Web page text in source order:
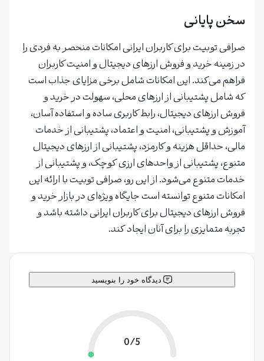
سخن پایانی
صرافی توبیت برای کاربران ایرانی امکانات منحصر به فردی را
در زمینه خرید و فروش ارزهای دیجیتال و امنیت کاربران
فراهم می‌کند. این امکانات شامل برخی مزایای جذاب است
که شامل پشتیبانی از ارزهای محلی، سهولت در خرید و
فروش ارزهای دیجیتال، رابط کاربری ساده و استفاده آسان،
آموزش و پشتیبانی، امنیت و اعتماد، پشتیبانی از خدمات
مالی، حداقل هزینه و کارمزد، پشتیبانی از ارزهای دیجیتال
متنوع، پشتیبانی از واحدهای ارزی کوچک، و پشتیبانی از
خدمات متنوع می‌شود. از این رو، صرافی توبیت با ارائه این
امکانات متنوع توانسته است جایگاه ویژه‌ای در بازار خرید و
فروش ارزهای دیجیتال برای کاربران ایرانی داشته باشد و
تجربه متمایزی را برای آنان ایجاد کند.
دیدگاه خود را بنویسید
0/5